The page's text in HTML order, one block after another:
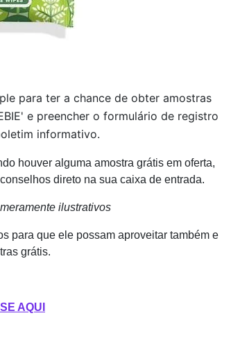
para ter a chance de obter amostras
e preencher o formulário de registro
informativo.
houver alguma amostra grátis em oferta,
direto na sua caixa de entrada.
ilustrativos
para que ele possam aproveitar também e
grátis.
AQUI